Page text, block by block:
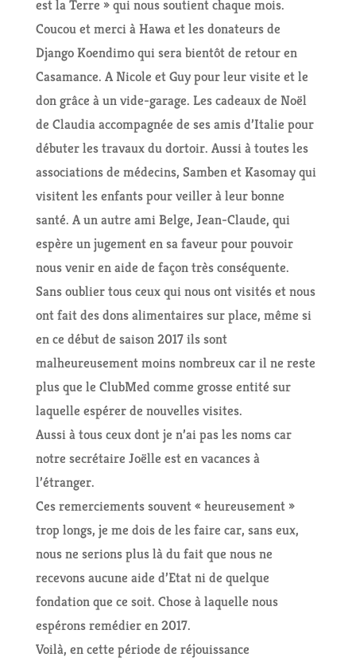
est la Terre » qui nous soutient chaque mois.
Coucou et merci à Hawa et les donateurs de
Django Koendimo qui sera bientôt de retour en
Casamance. A Nicole et Guy pour leur visite et le
don grâce à un vide-garage. Les cadeaux de Noël
de Claudia accompagnée de ses amis d’Italie pour
débuter les travaux du dortoir. Aussi à toutes les
associations de médecins, Samben et Kasomay qui
visitent les enfants pour veiller à leur bonne
santé. A un autre ami Belge, Jean-Claude, qui
espère un jugement en sa faveur pour pouvoir
nous venir en aide de façon très conséquente.
Sans oublier tous ceux qui nous ont visités et nous
ont fait des dons alimentaires sur place, même si
en ce début de saison 2017 ils sont
malheureusement moins nombreux car il ne reste
plus que le ClubMed comme grosse entité sur
laquelle espérer de nouvelles visites.
Aussi à tous ceux dont je n’ai pas les noms car
notre secrétaire Joëlle est en vacances à
l’étranger.
Ces remerciements souvent « heureusement »
trop longs, je me dois de les faire car, sans eux,
nous ne serions plus là du fait que nous ne
recevons aucune aide d’Etat ni de quelque
fondation que ce soit. Chose à laquelle nous
espérons remédier en 2017.
Voilà, en cette période de réjouissance